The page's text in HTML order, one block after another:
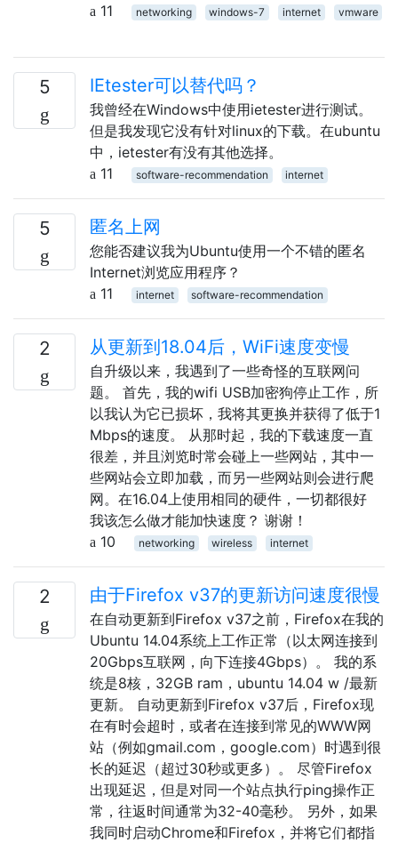
11
networking windows-7 internet vmware
5 IEtester可以替代吗？
我曾经在Windows中使用ietester进行测试。
但是我发现它没有针对linux的下载。在ubuntu
中，ietester有没有其他选择。
11
software-recommendation internet
5 匿名上网
您能否建议我为Ubuntu使用一个不错的匿名
Internet浏览应用程序？
11
internet software-recommendation
2 从更新到18.04后，WiFi速度变慢
自升级以来，我遇到了一些奇怪的互联网问
题。 首先，我的wifi USB加密狗停止工作，所
以我认为它已损坏，我将其更换并获得了低于1
Mbps的速度。 从那时起，我的下载速度一直
很差，并且浏览时常会碰上一些网站，其中一
些网站会立即加载，而另一些网站则会进行爬
网。在16.04上使用相同的硬件，一切都很好
我该怎么做才能加快速度？ 谢谢！
10
networking wireless internet
2 由于Firefox v37的更新访问速度很慢
在自动更新到Firefox v37之前，Firefox在我的
Ubuntu 14.04系统上工作正常（以太网连接到
20Gbps互联网，向下连接4Gbps）。 我的系
统是8核，32GB ram，ubuntu 14.04 w /最新
更新。 自动更新到Firefox v37后，Firefox现
在有时会超时，或者在连接到常见的WWW网
站（例如gmail.com，google.com）时遇到很
长的延迟（超过30秒或更多）。 尽管Firefox
出现延迟，但是对同一个站点执行ping操作正
常，往返时间通常为32-40毫秒。 另外，如果
我同时启动Chrome和Firefox，并将它们都指